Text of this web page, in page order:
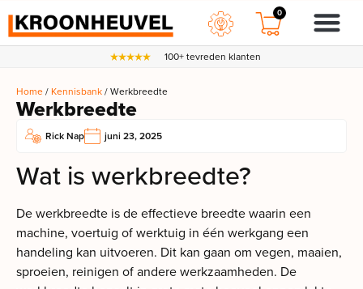
0
100+ tevreden klanten
Home/ Kennisbank/ Werkbreedte
Werkbreedte
Rick Nap juni 23, 2025
Wat is werkbreedte?
De werkbreedte is de effectieve breedte waarin een
machine, voertuig of werktuig in één werkgang een
handeling kan uitvoeren. Dit kan gaan om vegen, maaien,
sproeien, reinigen of andere werkzaamheden. De